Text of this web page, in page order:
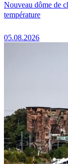
Nouveau dôme de
température
05.08.2026